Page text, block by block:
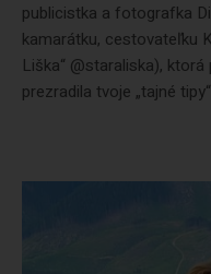
publicistka a fotografka
kamarátku, cestovateľku
Liška“ @staraliska),
prezradila tvoje „tajné